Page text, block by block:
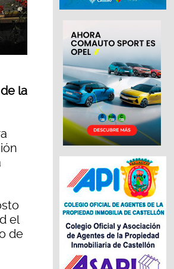
la
el
de